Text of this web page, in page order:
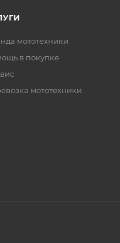
мототехники
в покупке
мототехники